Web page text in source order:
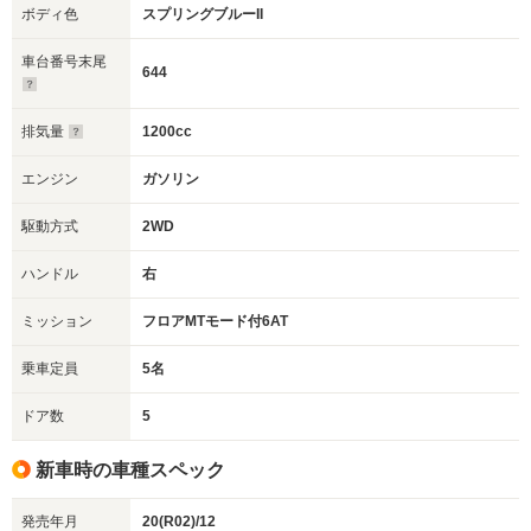
ボディ色 スプリングブルーII
車台番号末尾
644
排気量 1200cc
エンジン ガソリン
駆動方式 2WD
ハンドル 右
ミッション フロアMTモード付6AT
乗車定員 5名
ドア数 5
新車時の車種スペック
発売年月 20(R02)/12